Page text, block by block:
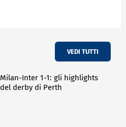
VEDI TUTTI
Milan-Inter 1-1: gli highlights
del derby di Perth